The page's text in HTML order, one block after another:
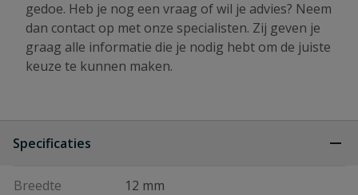
gedoe. Heb je nog een vraag of wil je advies? Neem
dan contact op met onze specialisten. Zij geven je
graag alle informatie die je nodig hebt om de juiste
keuze te kunnen maken.
Specificaties
Breedte 12 mm